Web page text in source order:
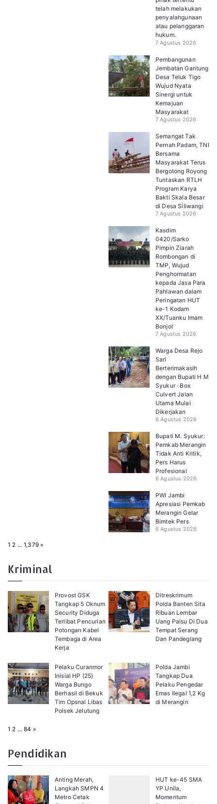
telah melakukan
penyalahgunaan
atau pelanggaran
hukum.
7 Agustus 2026
Pembangunan
Jembatan Gantung
Desa Teluk Tigo
Wujud Nyata
Sinergi untuk
Kemajuan
Masyarakat
7 Agustus 2026
Semangat Tak
Pernah Padam, TNI
Bersama
Masyarakat Terus
Bergotong Royong
Tuntaskan RTLH
Program Karya
Bakti Skala Besar
di Desa Siliwangi
7 Agustus 2026
Kasdim
0420/Sarko
Pimpin Ziarah
Rombongan di
TMP, Wujud
Penghormatan
kepada Jasa Para
Pahlawan dalam
Peringatan HUT
ke-1 Kodam
XX/Tuanku Imam
Bonjol
7 Agustus 2026
Warga Desa Rejo
Sari
Berterimakasih
dengan Bupati H M
Syukur · Box
Culvert Jalan
Utama Mulai
Dikerjakan
6 Agustus 2026
Bupati M. Syukur:
Pemkab Merangin
Tidak Anti Kritik,
Pers Harus
Profesional
6 Agustus 2026
PWI Jambi
Apresiasi Pemkab
Merangin Gelar
Bimtek Pers
6 Agustus 2026
P
:
1 2 … 1,379 N
»
Kriminal
Provost GSK
Tangkap 5 Oknum
Security Diduga
Terlibat Pencurian
Potongan Kabel
Tembaga di Area
Kerja
Ditreskrimum
Polda Banten Sita
Ribuan Lembar
Uang Palsu Di Dua
Tempat Serang
Dan Pandeglang
Pelaku Curanmor
Inisial HP (25)
Warga Bungo
Berhasil di Bekuk
Tim Opsnal Libas
Polsek Jelutung
Polda Jambi
Tangkap Dua
Pelaku Pengedar
Emas Ilegal 1,2 Kg
di Merangin
P
:
1 2 … 84 N
»
Pendidikan
Anting Merah,
Langkah SMPN 4
Metro Cetak
HUT ke-45 SMA
YP Unila,
Momentum